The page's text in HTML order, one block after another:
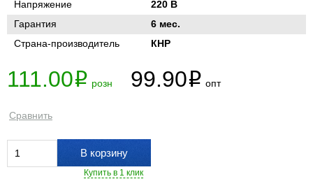
Напряжение
220 В
Гарантия
6 мес.
Страна-производитель
КНР
111.00i розн 99.90i опт
Сравнить
В корзину
Купить в 1 клик